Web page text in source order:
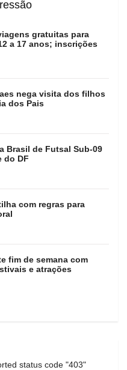
gratuitas para
a 17 anos; inscrições
nega visita dos filhos
dos Pais
Brasil de Futsal Sub-09
do DF
com regras para
fim de semana com
e atrações
status code "403"